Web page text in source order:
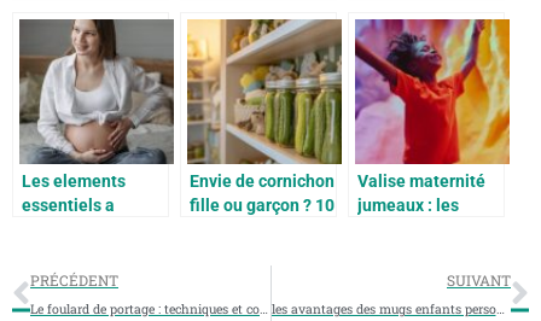
Les elements
essentiels a
mois de grossesse
Envie de cornichon
fille ou garçon ? 10
Valise maternité
jumeaux : les
sont passés par là
PRÉCÉDENT
Le foulard de portage : techniques et conseils pour un bebe bien maintenu
SUIVANT
les avantages des mugs enfants personnalisés pour des cadeaux uniques